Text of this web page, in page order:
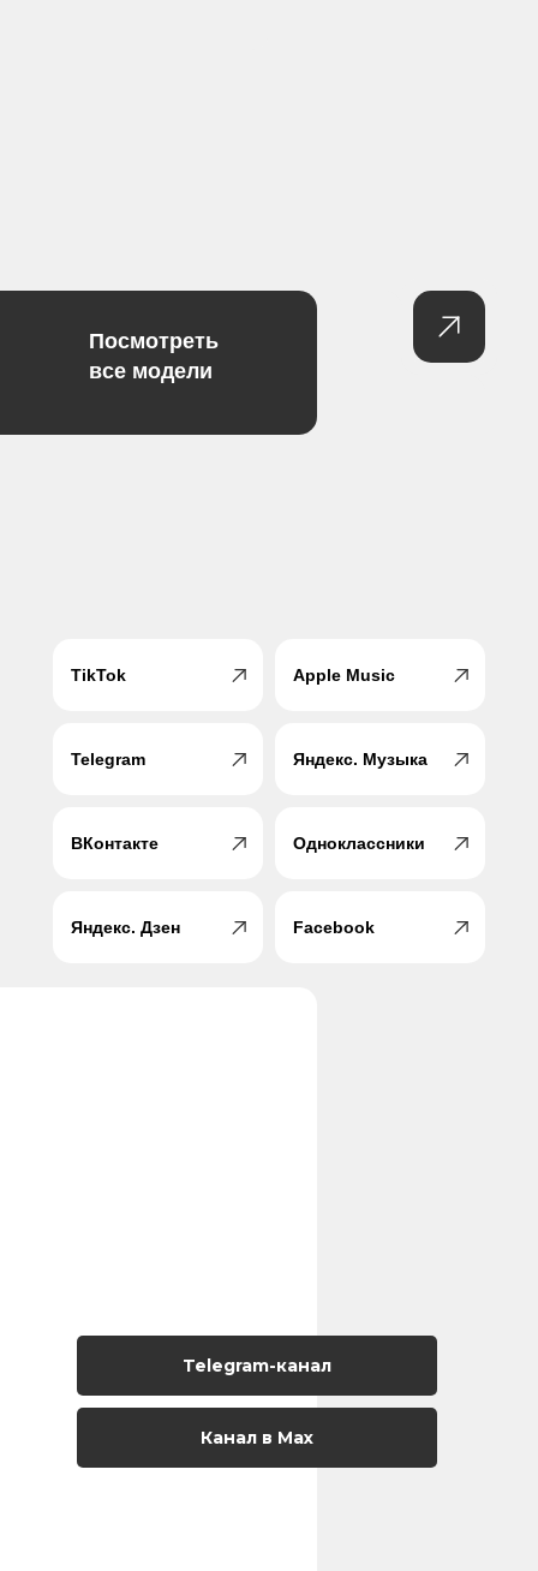
Посмотреть
все модели
TikTok
Telegram
ВКонтакте
Яндекс. Дзен
Apple Music
Яндекс. Музыка
Одноклассники
Facebook
Telegram-канал
Канал в Max